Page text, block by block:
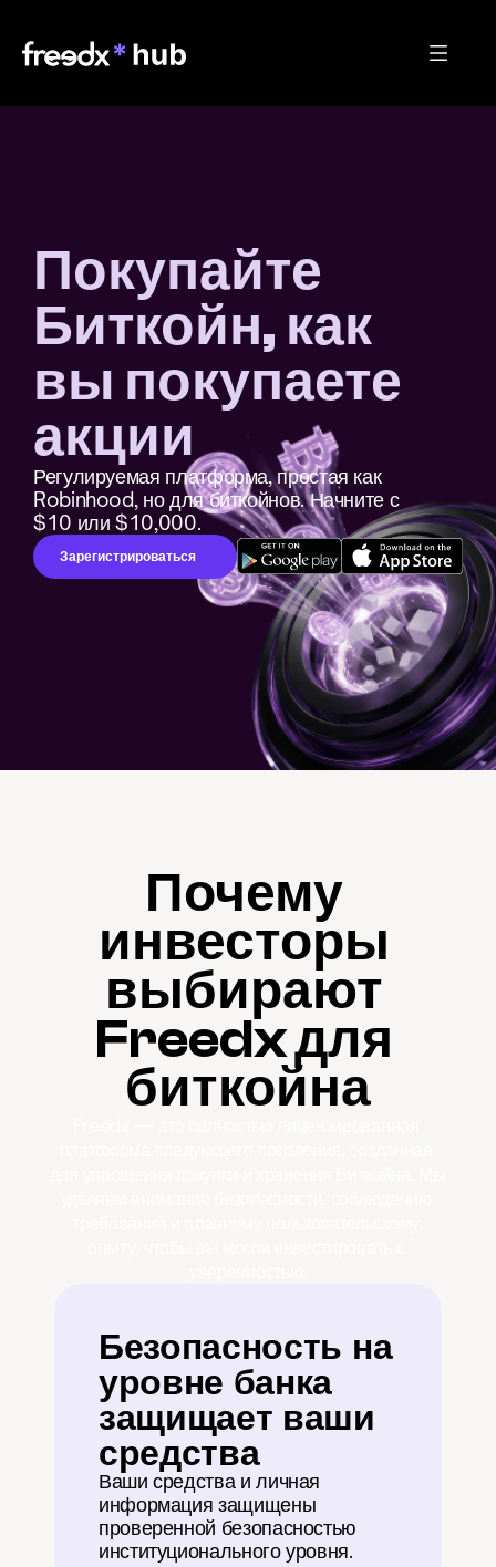
Покупайте
Биткойн, как
вы покупаете
акции
Регулируемая платформа, простая как
Robinhood, но для биткойнов. Начните с
$10 или $10,000.
Зарегистрироваться
Почему
инвесторы
выбирают
Freedx для
биткойна
Безопасность на
уровне банка
защищает ваши
средства
Ваши средства и личная
информация защищены
проверенной безопасностью
институционального уровня.